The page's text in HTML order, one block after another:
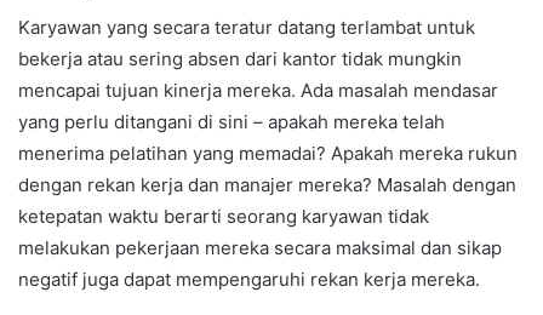
Karyawan yang secara teratur datang terlambat untuk
bekerja atau sering absen dari kantor tidak mungkin
mencapai tujuan kinerja mereka. Ada masalah mendasar
yang perlu ditangani di sini – apakah mereka telah
menerima pelatihan yang memadai? Apakah mereka rukun
dengan rekan kerja dan manajer mereka? Masalah dengan
ketepatan waktu berarti seorang karyawan tidak
melakukan pekerjaan mereka secara maksimal dan sikap
negatif juga dapat mempengaruhi rekan kerja mereka.